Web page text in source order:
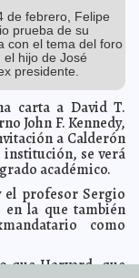
A7
de mero y pulpo A7
Cordemex
Alabama A7
defender intereses
candidatos
a policías Mari
de Stratfor sobre
de febrero, Felipe
prueba de su
con el tema del foro
hijo de José
presidente.
carta a David T.
John F. Kennedy,
a Calderón
institución, se verá
académico.
el profesor Sergio
en la que también
como
que Harvard, que